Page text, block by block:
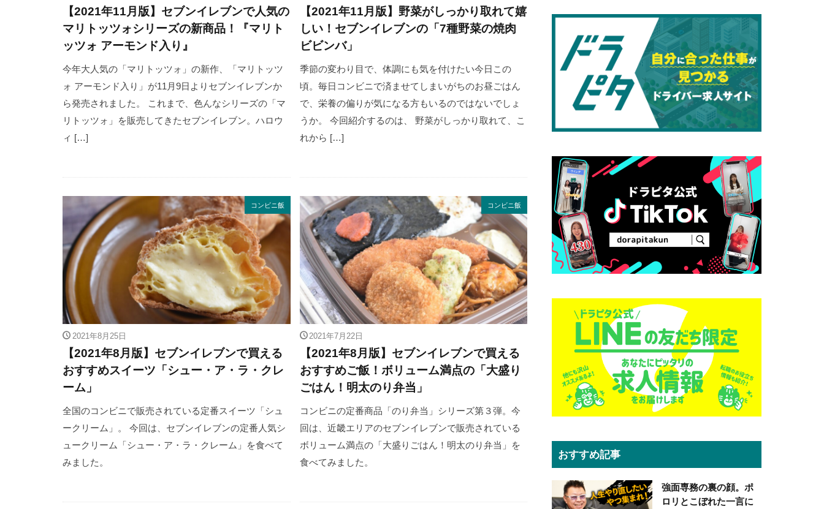
【2021年11月版】セブンイレブンで人気の
マリトッツォシリーズの新商品！『マリト
ッツォ アーモンド入り』
今年大人気の「マリトッツォ」の新作、「マリトッツ
ォ アーモンド入り」が11月9日よりセブンイレブンか
ら発売されました。 これまで、色んなシリーズの「マ
リトッツォ」を販売してきたセブンイレブン。ハロウ
ィ […]
【2021年11月版】野菜がしっかり取れて嬉
しい！セブンイレブンの「7種野菜の焼肉
ビビンバ」
季節の変わり目で、体調にも気を付けたい今日この
頃。毎日コンビニで済ませてしまいがちのお昼ごはん
で、栄養の偏りが気になる方もいるのではないでしょ
うか。 今回紹介するのは、 野菜がしっかり取れて、こ
れから […]
コンビニ飯
2021年8月25日
【2021年8月版】セブンイレブンで買える
おすすめスイーツ「シュー・ア・ラ・クレ
ーム」
全国のコンビニで販売されている定番スイーツ「シュ
ークリーム」。 今回は、セブンイレブンの定番人気シ
ュークリーム「シュー・ア・ラ・クレーム」を食べて
みました。
コンビニ飯
2021年7月22日
【2021年8月版】セブンイレブンで買える
おすすめご飯！ボリューム満点の「大盛り
ごはん！明太のり弁当」
コンビニの定番商品「のり弁当」シリーズ第３弾。今
回は、近畿エリアのセブンイレブンで販売されている
ボリューム満点の「大盛りごはん！明太のり弁当」を
食べてみました。
おすすめ記事
強面専務の裏の顔。ポ
ロリとこぼれた一言に